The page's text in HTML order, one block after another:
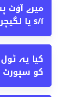
میرے آؤٹ
s/ſ یا لگیچرز) کیوں آ رہے ہیں؟
کو سپورٹ